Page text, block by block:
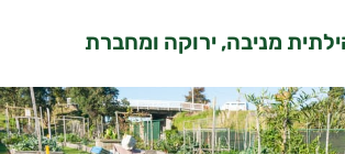
מניבה, ירוקה ומחברת